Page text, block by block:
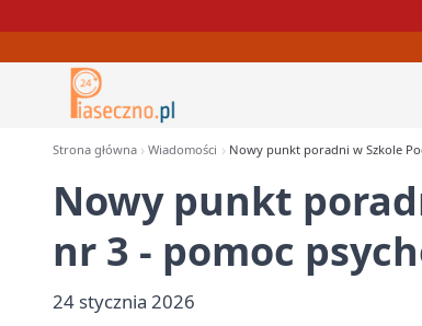
Strona główna Wiadomości Nowy punkt poradni w Szkole
Nowy punkt
nr 3 - pomoc
24 stycznia 2026